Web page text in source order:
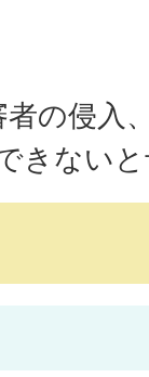
の侵入
きない